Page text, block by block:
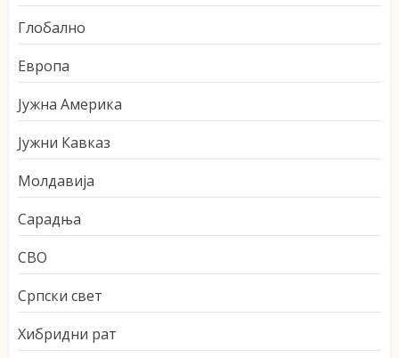
Глобално
Европа
Јужна Америка
Јужни Кавказ
Молдавија
Сарадња
СВО
Српски свет
Хибридни рат